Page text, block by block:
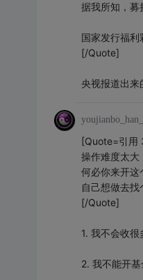
据我所知，募
国家发行福利
[/Quote]
央视报道出来
[Quote=引用
操作难度太大
何必你来开这
自己想做去
[/Quote]
1. 我不会收
2. 我不能开基